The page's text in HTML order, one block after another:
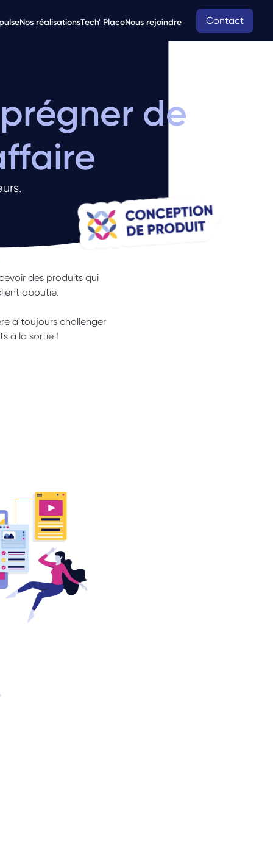
Nos réalisationsTech' PlaceNous rejoindre Contact
de
des produits qui
aboutie.
à toujours challenger
à la sortie !